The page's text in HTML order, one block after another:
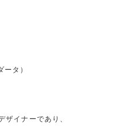
タ）
ザイナーであり、